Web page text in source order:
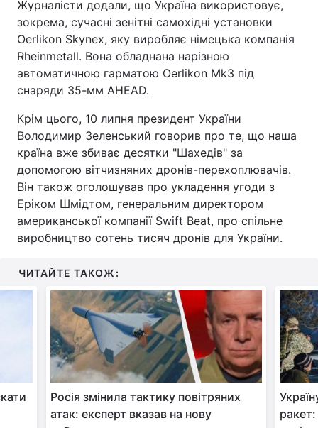
Журналісти додали, що Україна використовує,
зокрема, сучасні зенітні самохідні установки
Oerlikon Skynex, яку виробляє німецька компанія
Rheinmetall. Вона обладнана нарізною
автоматичною гарматою Oerlikon Mk3 під
снаряди 35-мм AHEAD.
Крім цього, 10 липня президент України
Володимир Зеленський говорив про те, що наша
країна вже збиває десятки "Шахедів" за
допомогою вітчизняних дронів-перехоплювачів.
Він також оголошував про укладення угоди з
Еріком Шмідтом, генеральним директором
американської компанії Swift Beat, про спільне
виробництво сотень тисяч дронів для України.
ЧИТАЙТЕ ТАКОЖ:
Росія змінила тактику повітряних
атак: експерт вказав на нову